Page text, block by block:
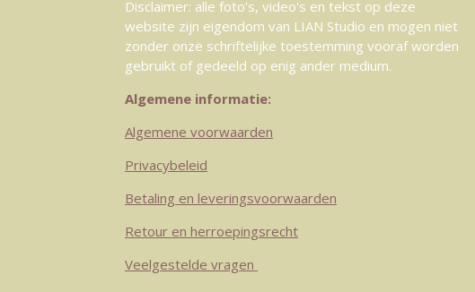
Disclaimer: alle foto's, video's en tekst op deze
website zijn eigendom van LIAN Studio en mogen niet
zonder onze schriftelijke toestemming vooraf worden
gebruikt of gedeeld op enig ander medium.
Algemene informatie:
Algemene voorwaarden
Privacybeleid
Betaling en leveringsvoorwaarden
Retour en herroepingsrecht
Veelgestelde vragen